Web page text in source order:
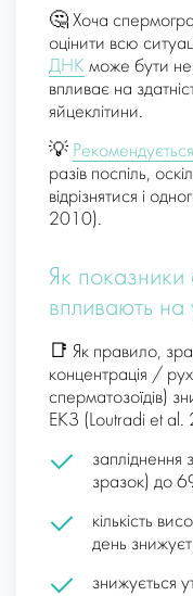
🤔 Хоча
оцінити всю
ДНК може бути
впливає на
яйцеклітини.
💡
разів поспіль,
відрізнятися і
2010).
Як
впливають на
📑 Як правило,
концентрація /
сперматозоїдів)
ЕКЗ (Loutradi et al.
зразок) до
кількість
день
знижується